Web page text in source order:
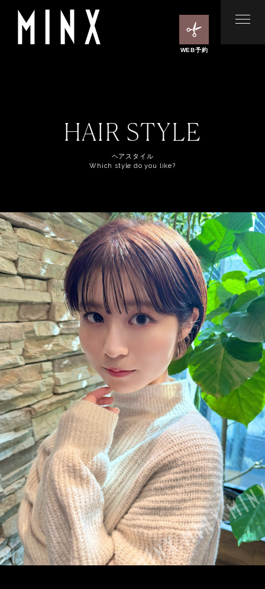
WEB予約
HAIR STYLE
ヘアスタイル
Which style do you like?